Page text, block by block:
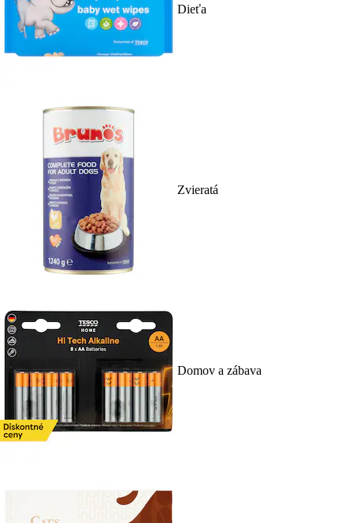
Dieťa
Zvieratá
Domov a zábava